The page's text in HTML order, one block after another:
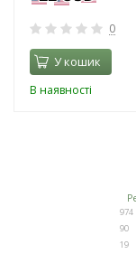
0
У кошик
В наявності